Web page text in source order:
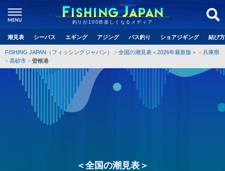
釣りが100倍楽しくなるメディア
潮見表 シーバス エギング アジング バス釣り ショアジギング 結び
FISHING JAPAN（フィッシングジャパン） 全国の潮見表＜2026年最新版＞
兵庫県
高砂市
曽根港
＜全国の潮見表＞